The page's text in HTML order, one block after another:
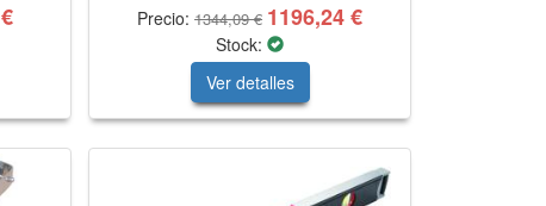
Precio:1344,09 € 1196,24 €
Stock:
Ver detalles